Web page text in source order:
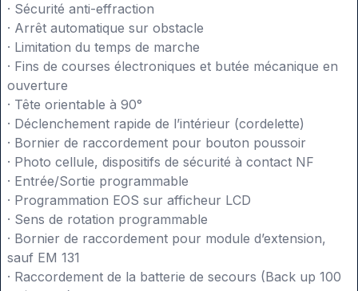
· Sécurité anti-effraction
· Arrêt automatique sur obstacle
· Limitation du temps de marche
· Fins de courses électroniques et butée mécanique en
ouverture
· Tête orientable à 90°
· Déclenchement rapide de l’intérieur (cordelette)
· Bornier de raccordement pour bouton poussoir
· Photo cellule, dispositifs de sécurité à contact NF
· Entrée/Sortie programmable
· Programmation EOS sur afficheur LCD
· Sens de rotation programmable
· Bornier de raccordement pour module d’extension,
sauf EM 131
· Raccordement de la batterie de secours (Back up 100